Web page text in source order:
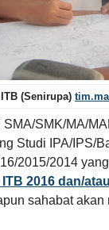
(Senirupa)
SMK/MA/
Studi IPA/IPS/
2015/2014
2016 dan/
sahabat akan